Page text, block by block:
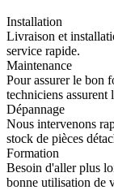
Installation
Livraison et
service rapide.
Maintenance
Pour assurer le bon
techniciens assurent
Dépannage
Nous intervenons
stock de pièces
Formation
Besoin d'aller plus
bonne utilisation de